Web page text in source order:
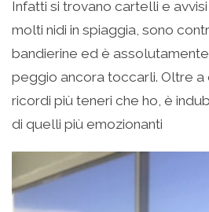
Infatti si trovano cartelli e
molti nidi in spiaggia, sono
bandierine ed è
peggio ancora toccarli. Oltre a
ricordi più teneri che ho, è
di quelli più emozionanti